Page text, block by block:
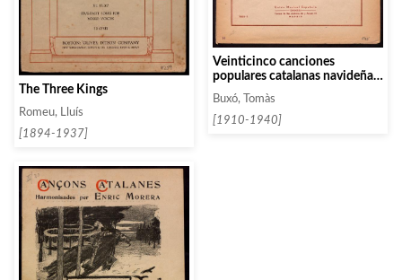
The Three Kings
Romeu, Lluís
[1894-1937]
Veinticinco canciones
populares catalanas navideñas.
Buxó, Tomàs
[1910-1940]